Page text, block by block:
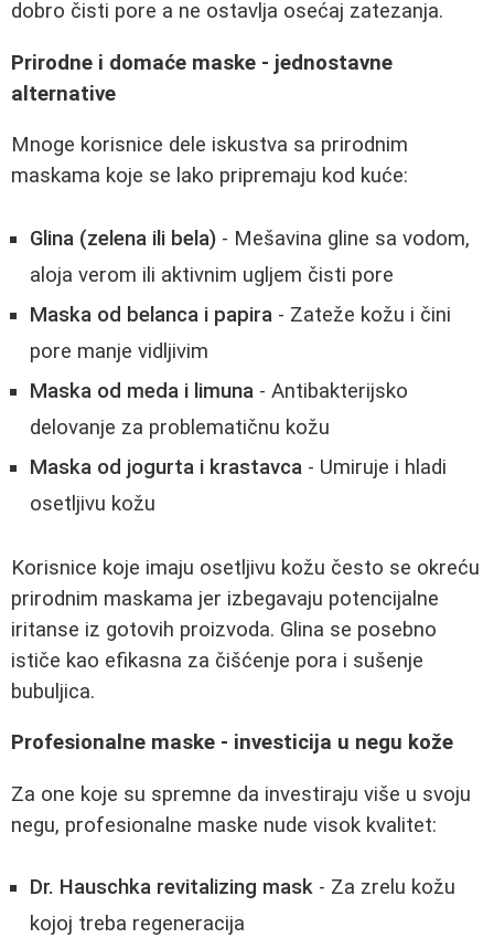
dobro čisti pore a ne ostavlja osećaj zatezanja.
Prirodne i domaće maske - jednostavne
alternative
Mnoge korisnice dele iskustva sa prirodnim
maskama koje se lako pripremaju kod kuće:
Glina (zelena ili bela) - Mešavina gline sa vodom,
aloja verom ili aktivnim ugljem čisti pore
Maska od belanca i papira - Zateže kožu i čini
pore manje vidljivim
Maska od meda i limuna - Antibakterijsko
delovanje za problematičnu kožu
Maska od jogurta i krastavca - Umiruje i hladi
osetljivu kožu
Korisnice koje imaju osetljivu kožu često se okreću
prirodnim maskama jer izbegavaju potencijalne
iritanse iz gotovih proizvoda. Glina se posebno
ističe kao efikasna za čišćenje pora i sušenje
bubuljica.
Profesionalne maske - investicija u negu kože
Za one koje su spremne da investiraju više u svoju
negu, profesionalne maske nude visok kvalitet:
Dr. Hauschka revitalizing mask - Za zrelu kožu
kojoj treba regeneracija